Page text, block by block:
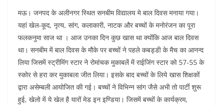
मऊ। जनपद के अलीनगर स्थित सनबीम विद्यालय मे बाल दिवस मनाया गया।
यहां खेल-कूद, नृत्य, सांग, कलाकारी, नाटक और बच्चों के मनोरंजन का पूरा
फलकनुमा साज था । आज उनका दिन कुछ खास था क्योंकि आज बाल दिवस
था। सनबीम में बाल दिवस के मौके पर बच्चों ने पहले कबड्डी के मैच का आनन्द
लिया जिसमें स्ट्रीमिंग स्टार ने रोमांचक मुकाबलें में राईजिंग स्टार को 57-55 के
स्कोर से हरा कर मुकाबला जीत लिया। इसके बाद बच्चों के लिये खास शिक्षकों
द्वारा असेम्बली आयोजित की गई। बच्चों ने विभिन्न सांग जैसे अभी तो पार्टी शुरू
हुई, खेलो में ये खेल है यारों मेड इन इण्डिया। जिसमें बच्चों के कार्यक्रम,